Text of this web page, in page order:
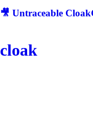
🎥 Untraceable
cloak